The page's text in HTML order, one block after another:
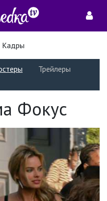
Кадры
Трейлеры
Фокус